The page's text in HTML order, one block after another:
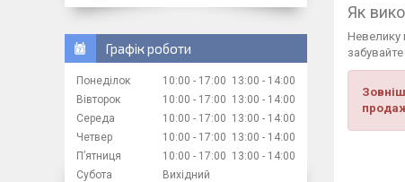
Як
Невелику
забувайте
Графік роботи
Понеділок 10:00 17:00 13:00
14:00
Вівторок
10:00 17:00 13:00
14:00
Середа
10:00 17:00 13:00
14:00
Четвер
10:00 17:00 13:00
14:00
Пʼятниця
10:00 17:00 13:00
14:00
Субота
Вихідний